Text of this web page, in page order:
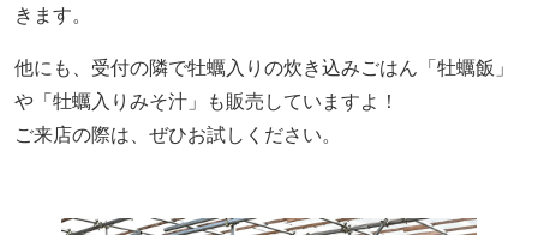
きます。
他にも、受付の隣で牡蠣入りの炊き込みごはん「牡蠣飯」
や「牡蠣入りみそ汁」も販売していますよ！
ご来店の際は、ぜひお試しください。